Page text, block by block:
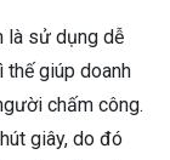
là sử dụng dễ
thế giúp doanh
chấm công.
giây, do đó